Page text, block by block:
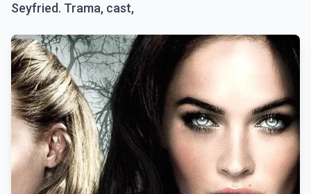
Seyfried. Trama, cast,